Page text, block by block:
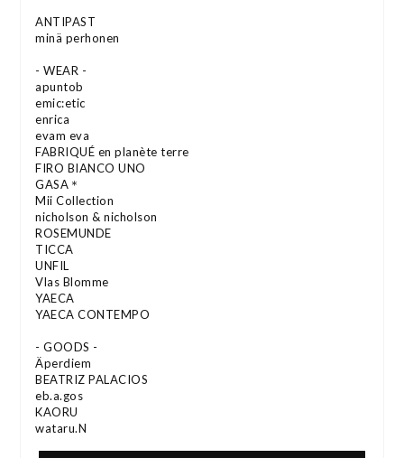
ANTIPAST
minä perhonen
- WEAR -
apuntob
emic:etic
enrica
evam eva
FABRIQUÉ en planète terre
FIRO BIANCO UNO
GASA＊
Mii Collection
nicholson & nicholson
ROSEMUNDE
TICCA
UNFIL
Vlas Blomme
YAECA
YAECA CONTEMPO
- GOODS -
Äperdiem
BEATRIZ PALACIOS
eb.a.gos
KAORU
wataru.N